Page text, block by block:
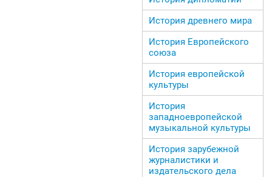
История древнего мира
История Европейского
союза
История европейской
культуры
История
западноевропейской
музыкальной культуры
История зарубежной
журналистики и
издательского дела